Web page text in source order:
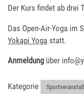
Der Kurs findet ab drei
Das Open-Air-Yoga
Yokapi Yoga statt.
Anmeldung über
Kategorie